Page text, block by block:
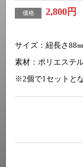
価格 2,800円
サイズ：紐長さ88
素材：ポリエステ
※2個で1セットと